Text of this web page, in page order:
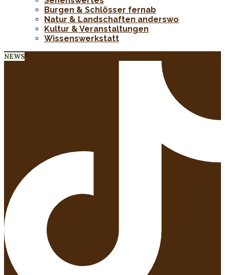
Burgen & Schlösser fernab
Natur & Landschaften anderswo
Kultur & Veranstaltungen
Wissenswerkstatt
NEWS